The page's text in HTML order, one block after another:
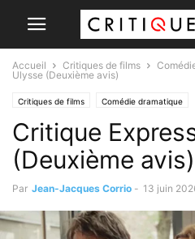
Accueil Critiques de films
Ulysse (Deuxième avis)
Critiques de films Comédie dramatique
Critique
(Deuxième avis)
Par Jean-Jacques Corrio - 13 juin